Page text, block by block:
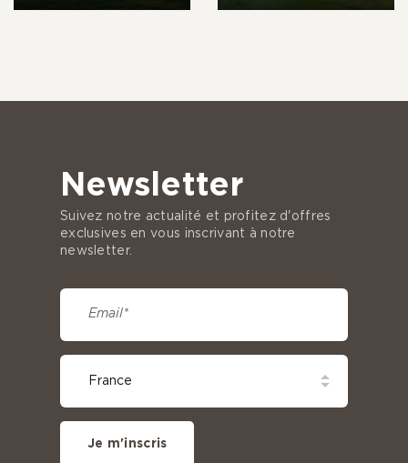
Newsletter
Suivez notre actualité et profitez d'offres
exclusives en vous inscrivant à notre
newsletter.
Je m'inscris